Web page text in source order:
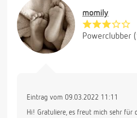
momily
Powerclubber
Eintrag vom 09.03.2022 11:11
Hi! Gratuliere, es freut mich sehr für